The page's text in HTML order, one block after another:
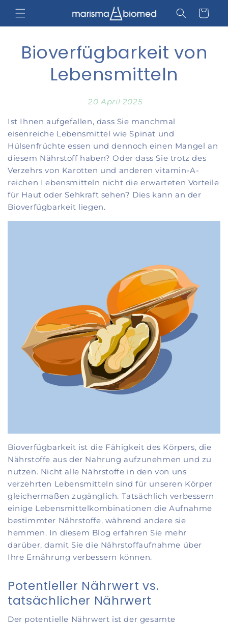
zum
Inhalt
Warenkorb
Bioverfügbarkeit von
Lebensmitteln
20 April 2025
Ist Ihnen aufgefallen, dass Sie manchmal
eisenreiche Lebensmittel wie Spinat und
Hülsenfrüchte essen und dennoch einen Mangel an
diesem Nährstoff haben? Oder dass Sie trotz des
Verzehrs von Karotten und anderen vitamin-A-
reichen Lebensmitteln nicht die erwarteten Vorteile
für Haut oder Sehkraft sehen? Dies kann an der
Bioverfügbarkeit liegen.
Bioverfügbarkeit ist die Fähigkeit des Körpers, die
Nährstoffe aus der Nahrung aufzunehmen und zu
nutzen. Nicht alle Nährstoffe in den von uns
verzehrten Lebensmitteln sind für unseren Körper
gleichermaßen zugänglich. Tatsächlich verbessern
einige Lebensmittelkombinationen die Aufnahme
bestimmter Nährstoffe, während andere sie
hemmen. In diesem Blog erfahren Sie mehr
darüber, damit Sie die Nährstoffaufnahme über
Ihre Ernährung verbessern können.
Potentieller Nährwert vs.
tatsächlicher Nährwert
Der potentielle Nährwert ist der gesamte